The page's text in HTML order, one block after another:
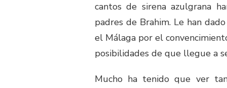
cantos de sirena azulgrana
padres de Brahim. Le han
el Málaga por el
posibilidades de que llegue a
Mucho ha tenido que ver